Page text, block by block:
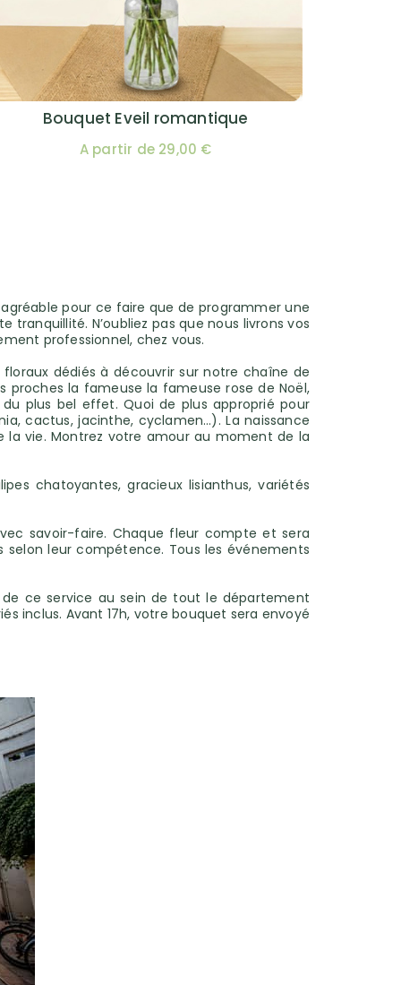
Bouquet Eveil romantique
A partir de 29,00 €
pour ce faire que de programmer une
N’oubliez pas que nous livrons vos
professionnel, chez vous.
dédiés à découvrir sur notre chaîne de
proches la fameuse la fameuse rose de Noël,
plus bel effet. Quoi de plus approprié pour
cactus, jacinthe, cyclamen…). La naissance
la vie. Montrez votre amour au moment de la
chatoyantes, gracieux lisianthus, variétés
savoir-faire. Chaque fleur compte et sera
leur compétence. Tous les événements
de ce service au sein de tout le département
inclus. Avant 17h, votre bouquet sera envoyé